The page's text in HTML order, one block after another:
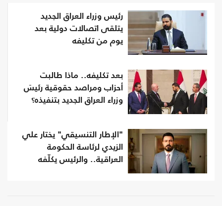
رئيس وزراء العراق الجديد
يتلقى اتصالات دولية بعد
يوم من تكليفه
بعد تكليفه.. ماذا طالبت
أحزاب ومراصد حقوقية رئيسَ
وزراء العراق الجديد بتنفيذه؟
"الإطار التنسيقي" يختار علي
الزيدي لرئاسة الحكومة
العراقية.. والرئيس يكلّفه